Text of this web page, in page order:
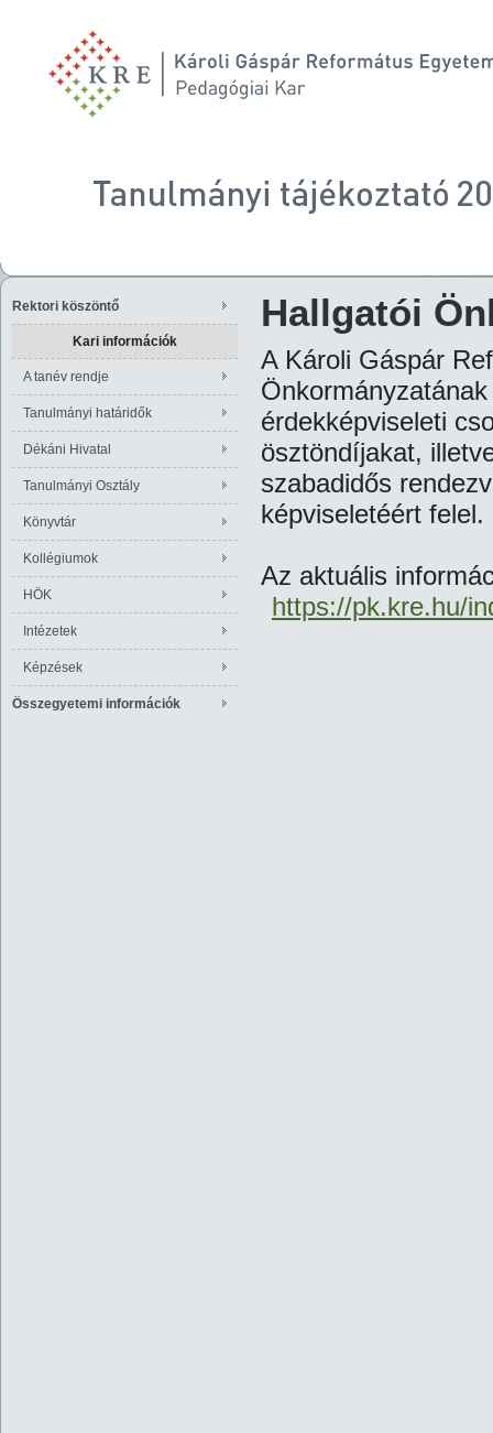
Rektori köszöntő
Kari információk
A tanév rendje
Tanulmányi határidők
Dékáni Hivatal
Tanulmányi Osztály
Könyvtár
Kollégiumok
HÖK
Intézetek
Képzések
Összegyetemi információk
Hallgatói
A Károli Gáspár
érdekképviseleti
ösztöndíjakat,
szabadidős
képviseletéért felel.
Az aktuális
https://pk.kre.hu/